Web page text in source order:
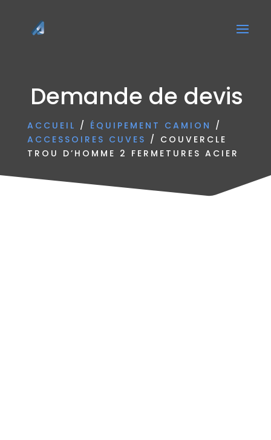
Demande de devis
ACCUEIL / ÉQUIPEMENT CAMION /
ACCESSOIRES CUVES / COUVERCLE
TROU D’HOMME 2 FERMETURES ACIER